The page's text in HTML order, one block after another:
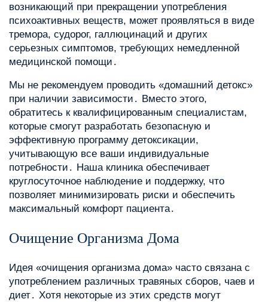
возникающий при прекращении употребления
психоактивных веществ, может проявляться в виде
тремора, судорог, галлюцинаций и других
серьезных симптомов, требующих немедленной
медицинской помощи․
Мы не рекомендуем проводить «домашний детокс»
при наличии зависимости․ Вместо этого,
обратитесь к квалифицированным специалистам,
которые смогут разработать безопасную и
эффективную программу детоксикации,
учитывающую все ваши индивидуальные
потребности․ Наша клиника обеспечивает
круглосуточное наблюдение и поддержку, что
позволяет минимизировать риски и обеспечить
максимальный комфорт пациента․
Очищение Организма Дома
Идея «очищения организма дома» часто связана с
употреблением различных травяных сборов, чаев и
диет․ Хотя некоторые из этих средств могут